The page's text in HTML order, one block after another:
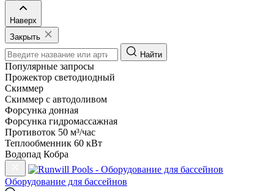
Наверх
Закрыть
Найти
Популярные запросы
Прожектор светодиодный
Скиммер
Скиммер с автодоливом
Форсунка донная
Форсунка гидромассажная
Противоток 50 м³/час
Теплообменник 60 кВт
Водопад Кобра
Оборудование для бассейнов